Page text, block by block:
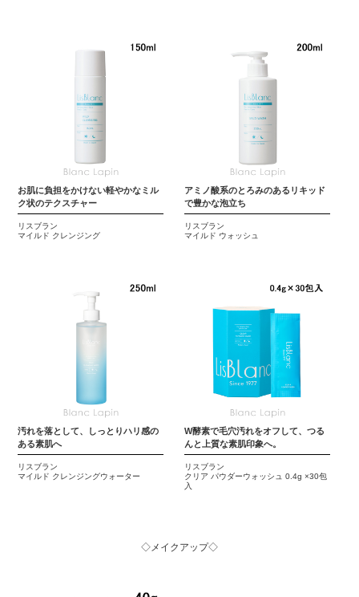
お肌に負担をかけない軽やかなミル
ク状のテクスチャー
リスブラン
マイルド クレンジング
アミノ酸系のとろみのあるリキッド
で豊かな泡立ち
リスブラン
マイルド ウォッシュ
汚れを落として、しっとりハリ感の
ある素肌へ
リスブラン
マイルド クレンジングウォーター
W酵素で毛穴汚れをオフして、つる
んと上質な素肌印象へ。
リスブラン
クリア パウダーウォッシュ 0.4g ×30包
入
◇メイクアップ◇